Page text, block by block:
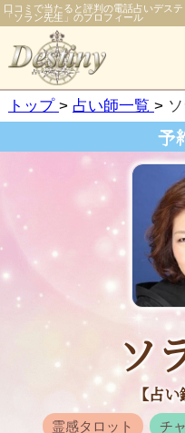
口コミで当たると評判の電話占いデステ
「ソラン先生」のプロフィール
トップ 占い師一覧
予
ソ
【占
霊感タロット チ